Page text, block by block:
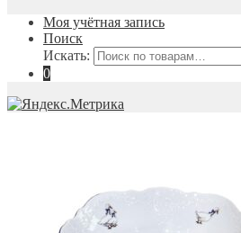
Моя учётная запись
Поиск
Искать:
0